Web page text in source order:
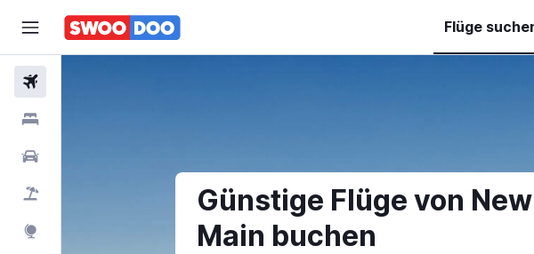
Flüge
Günstige Flüge von
Main buchen